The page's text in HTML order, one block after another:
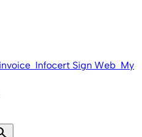
Infocert Sign Web My